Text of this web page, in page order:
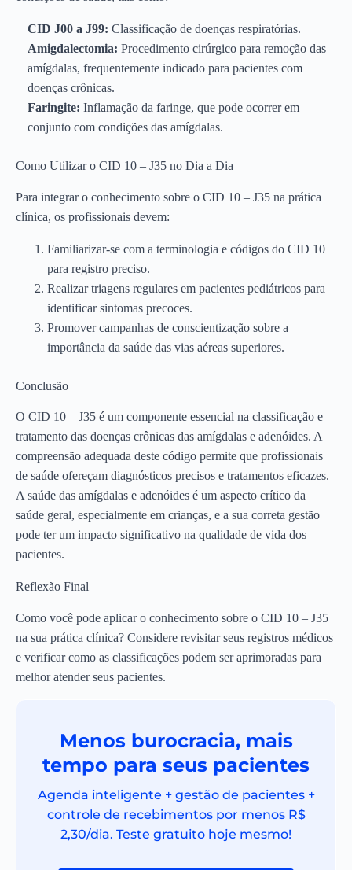
CID J00 a J99: Classificação de doenças respiratórias.
Amigdalectomia: Procedimento cirúrgico para remoção das
amígdalas, frequentemente indicado para pacientes com
doenças crônicas.
Faringite: Inflamação da faringe, que pode ocorrer em
conjunto com condições das amígdalas.
Como Utilizar o CID 10 – J35 no Dia a Dia
Para integrar o conhecimento sobre o CID 10 – J35 na prática
clínica, os profissionais devem:
Familiarizar-se com a terminologia e códigos do CID 10
para registro preciso.
Realizar triagens regulares em pacientes pediátricos para
identificar sintomas precoces.
Promover campanhas de conscientização sobre a
importância da saúde das vias aéreas superiores.
Conclusão
O CID 10 – J35 é um componente essencial na classificação e
tratamento das doenças crônicas das amígdalas e adenóides. A
compreensão adequada deste código permite que profissionais
de saúde ofereçam diagnósticos precisos e tratamentos eficazes.
A saúde das amígdalas e adenóides é um aspecto crítico da
saúde geral, especialmente em crianças, e a sua correta gestão
pode ter um impacto significativo na qualidade de vida dos
pacientes.
Reflexão Final
Como você pode aplicar o conhecimento sobre o CID 10 – J35
na sua prática clínica? Considere revisitar seus registros médicos
e verificar como as classificações podem ser aprimoradas para
melhor atender seus pacientes.
Menos burocracia, mais
tempo para seus pacientes
Agenda inteligente + gestão de pacientes +
controle de recebimentos por menos R$
2,30/dia. Teste gratuito hoje mesmo!